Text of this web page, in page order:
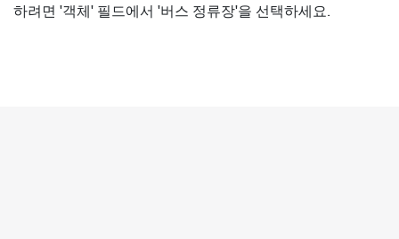
하려면 '객체' 필드에서 '버스 정류장'을 선택하세요.